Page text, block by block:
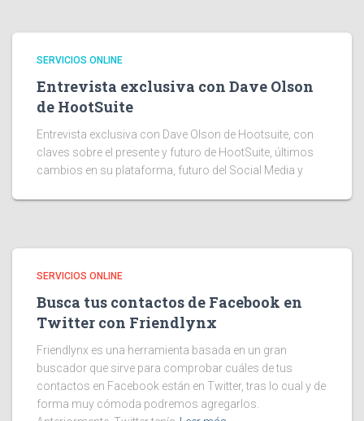
SERVICIOS ONLINE
Entrevista exclusiva con Dave Olson
de HootSuite
Entrevista exclusiva con Dave Olson de Hootsuite, con
claves sobre el presente y futuro de HootSuite, últimos
cambios en su plataforma, futuro del Social Media y
SERVICIOS ONLINE
Busca tus contactos de Facebook en
Twitter con Friendlynx
Friendlynx es una herramienta basada en un gran
buscador que sirve para comprobar cuáles de tus
contactos en Facebook están en Twitter, tras lo cual y de
forma muy cómoda podremos agregarlos.